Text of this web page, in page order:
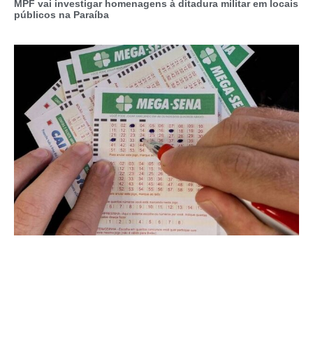
MPF vai investigar homenagens à ditadura militar em locais
públicos na Paraíba